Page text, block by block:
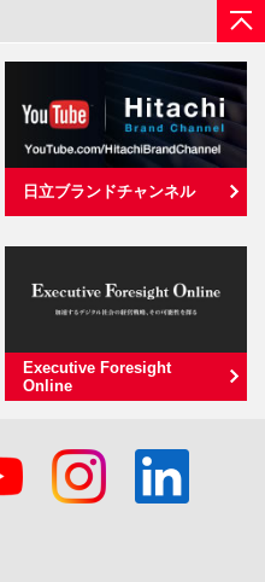
日立ブランドチャンネル
Executive Foresight
Online